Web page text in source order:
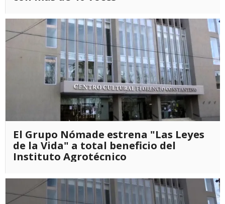
El Grupo Nómade estrena "Las Leyes
de la Vida" a total beneficio del
Instituto Agrotécnico